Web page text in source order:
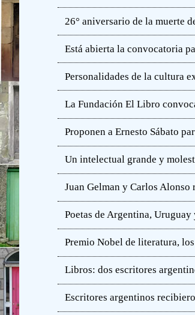
26° aniversario de la muerte
Está abierta la convocatoria
Personalidades de la cultura
La Fundación El Libro
Proponen a Ernesto Sábato
Un intelectual grande y
Juan Gelman y Carlos
Poetas de Argentina,
Premio Nobel de literatura,
Libros: dos escritores
Escritores argentinos